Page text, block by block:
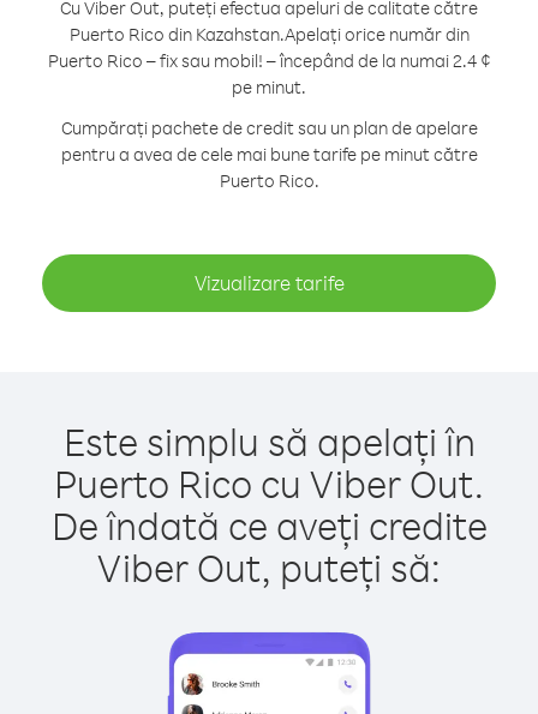
Cu Viber Out, puteți efectua apeluri de calitate către
Puerto Rico din Kazahstan.Apelați orice număr din
Puerto Rico – fix sau mobil! – începând de la numai 2.4 ¢
pe minut.
Cumpărați pachete de credit sau un plan de apelare
pentru a avea de cele mai bune tarife pe minut către
Puerto Rico.
Vizualizare tarife
Este simplu să apelați în
Puerto Rico cu Viber Out.
De îndată ce aveți credite
Viber Out, puteți să: